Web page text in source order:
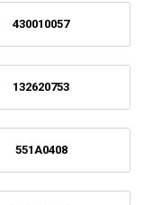
430010057
132620753
551A0408